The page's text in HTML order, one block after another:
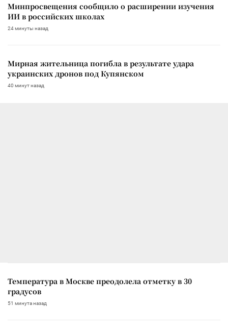
Минпросвещения сообщило о расширении изучения
ИИ в российских школах
24 минуты назад
Мирная жительница погибла в результате удара
украинских дронов под Купянском
40 минут назад
Температура в Москве преодолела отметку в 30
градусов
51 минута назад